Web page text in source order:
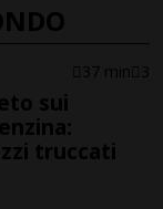
37 min 3
sui
truccati